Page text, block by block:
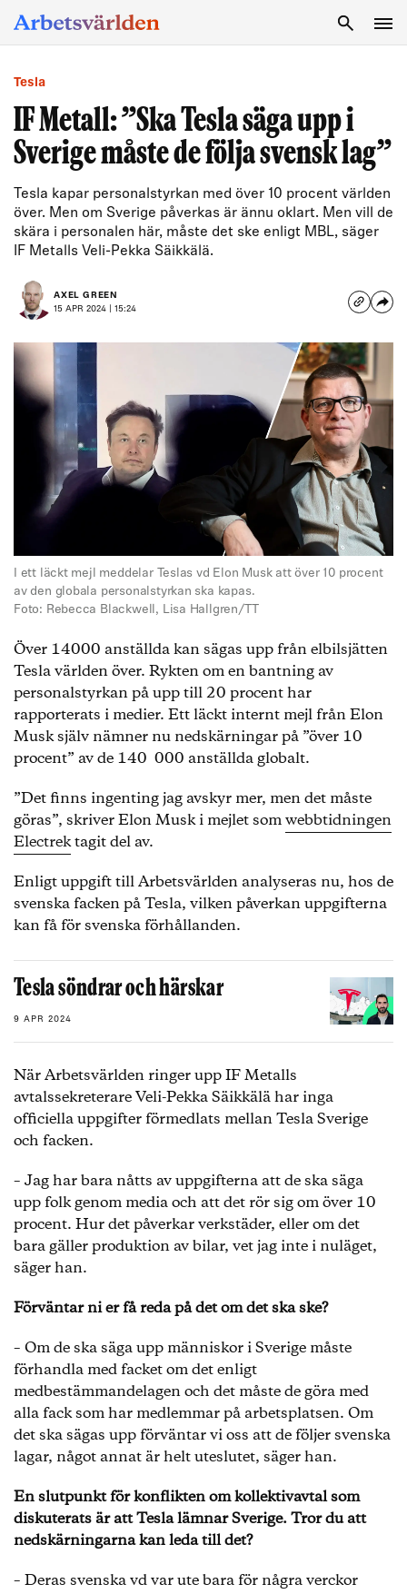
Tesla
IF Metall: ”Ska Tesla säga upp i
Sverige måste de följa svensk lag”
Tesla kapar personalstyrkan med över 10 procent världen
över. Men om Sverige påverkas är ännu oklart. Men vill de
skära i personalen här, måste det ske enligt MBL, säger
IF Metalls Veli-Pekka Säikkälä.
AXEL GREEN
15 APR 2024 | 15:24
I ett läckt mejl meddelar Teslas vd Elon Musk att över 10 procent
av den globala personalstyrkan ska kapas.
Foto: Rebecca Blackwell, Lisa Hallgren/TT
Över 14000 anställda kan sägas upp från elbilsjätten
Tesla världen över. Rykten om en bantning av
personalstyrkan på upp till 20 procent har
rapporterats i medier. Ett läckt internt mejl från Elon
Musk själv nämner nu nedskärningar på ”över 10
procent” av de 140 000 anställda globalt.
”Det finns ingenting jag avskyr mer, men det måste
göras”, skriver Elon Musk i mejlet somwebbtidningen
Electrektagit del av.
Enligt uppgift till Arbetsvärlden analyseras nu, hos de
svenska facken på Tesla, vilken påverkan uppgifterna
kan få för svenska förhållanden.
Tesla söndrar och härskar
9 APR 2024
När Arbetsvärlden ringer upp IF Metalls
avtalssekreterare Veli-Pekka Säikkälä har inga
officiella uppgifter förmedlats mellan Tesla Sverige
och facken.
– Jag har bara nåtts av uppgifterna att de ska säga
upp folk genom media och att det rör sig om över 10
procent. Hur det påverkar verkstäder, eller om det
bara gäller produktion av bilar, vet jag inte i nuläget,
säger han.
Förväntar ni er få reda på det om det ska ske?
– Om de ska säga upp människor i Sverige måste
förhandla med facket om det enligt
medbestämmandelagen och det måste de göra med
alla fack som har medlemmar på arbetsplatsen. Om
det ska sägas upp förväntar vi oss att de följer svenska
lagar, något annat är helt uteslutet, säger han.
En slutpunkt för konflikten om kollektivavtal som
diskuterats är att Tesla lämnar Sverige. Tror du att
nedskärningarna kan leda till det?
– Deras svenska vd var ute bara för några verckor